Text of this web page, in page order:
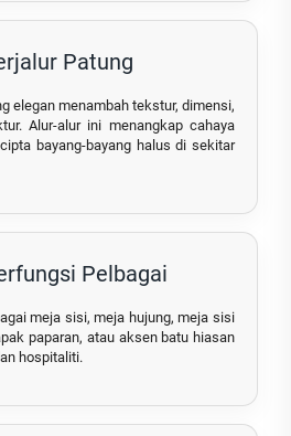
Patung
elegan menambah tekstur, dimensi,
Alur-alur ini menangkap cahaya
bayang-bayang halus di sekitar
Pelbagai
meja sisi, meja hujung, meja sisi
paparan, atau aksen batu hiasan
hospitaliti.